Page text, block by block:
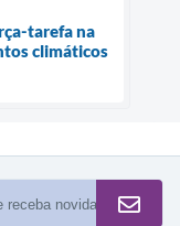
tarefa na
climáticos